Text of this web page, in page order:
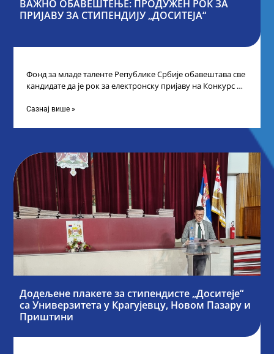
ВАЖНО ОБАВЕШТЕЊЕ: ПРОДУЖЕН РОК ЗА
ПРИЈАВУ ЗА СТИПЕНДИЈУ „ДОСИТЕЈА“
Фонд за младе таленте Републике Србије обавештава све
кандидате да је рок за електронску пријаву на Конкурс за
Сазнај више »
Додељене плакете за стипендисте „Доситеје“
са Универзитета у Крагујевцу, Новом Пазару и
Приштини